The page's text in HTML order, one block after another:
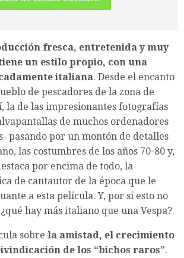
fresca, entretenida y muy
un estilo propio, con una
italiana. Desde el encanto
de pescadores de la zona de
la de las impresionantes fotografías
de muchos ordenadores
pasando por un montón de detalles
las costumbres de los años 70-80 y,
por encima de todo, la
de cantautor de la época que le
a esta película. Y, por si esto no
hay más italiano que una Vespa?
sobre la amistad, el crecimiento
de los “bichos raros”.